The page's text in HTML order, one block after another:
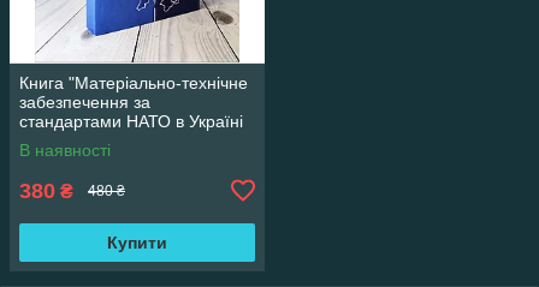
Книга "Матеріально-технічне
забезпечення за
стандартами НАТО в Україні
2022" Стандарти НАТО
В наявності
380 ₴ 480 ₴
Купити